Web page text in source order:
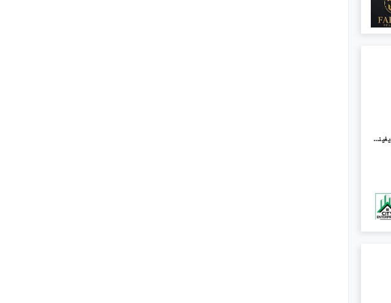
ڈی ایچ اے سیکٹر اے - رچنا ولاز ڈی ایچ اے سیکٹر اے,ڈی ایچ اے ڈیفینس,گوجرانوالہ میں 4 کمروں کا 6 مرلہ مکان 65.0 ہزار میں کرایہ پر دستیاب ہے۔